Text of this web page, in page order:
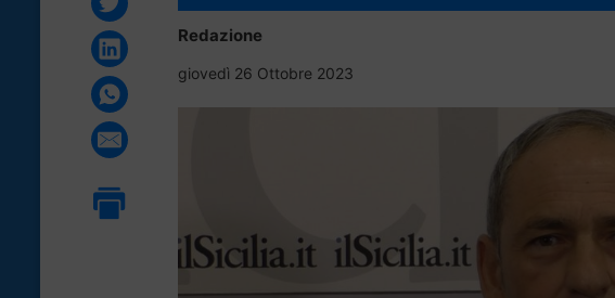
Redazione
giovedì 26 Ottobre 2023